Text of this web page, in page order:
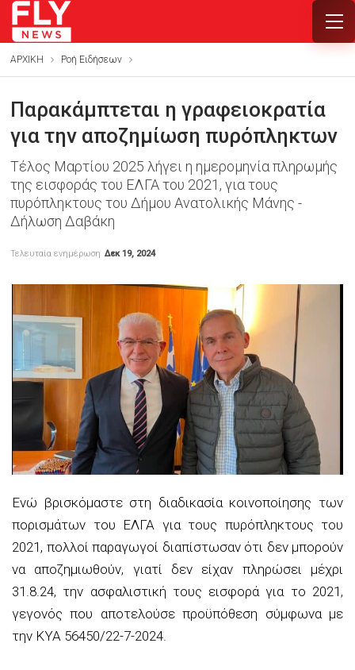
ΑΡΧΙΚΗ Ροή Ειδήσεων
Παρακάμπτεται η γραφειοκρατία
για την αποζημίωση πυρόπληκτων
Τέλος Μαρτίου 2025 λήγει η ημερομηνία πληρωμής
της εισφοράς του ΕΛΓΑ του 2021, για τους
πυρόπληκτους του Δήμου Ανατολικής Μάνης -
Δήλωση Δαβάκη
Τελευταία ενημέρωση Δεκ 19, 2024
Ενώ βρισκόμαστε στη διαδικασία κοινοποίησης των
πορισμάτων του ΕΛΓΑ για τους πυρόπληκτους του
2021, πολλοί παραγωγοί διαπίστωσαν ότι δεν μπορούν
να αποζημιωθούν, γιατί δεν είχαν πληρώσει μέχρι
31.8.24, την ασφαλιστική τους εισφορά για το 2021,
γεγονός που αποτελούσε προϋπόθεση σύμφωνα με
την ΚΥΑ 56450/22-7-2024.